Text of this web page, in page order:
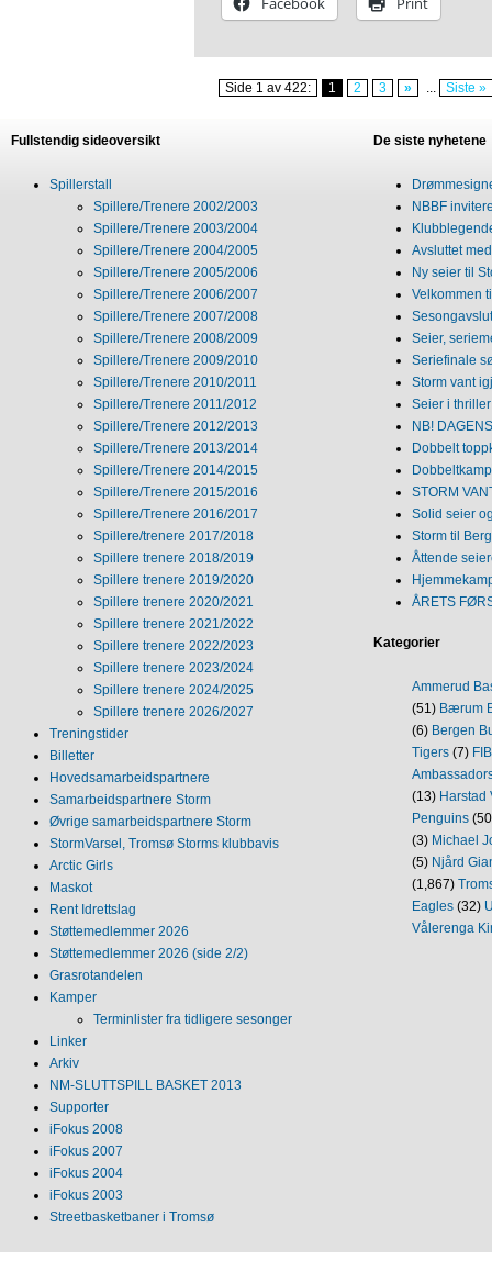
Side 1 av 422: 1 2 3 » ... Siste »
Fullstendig sideoversikt
Spillerstall
Spillere/Trenere 2002/2003
Spillere/Trenere 2003/2004
Spillere/Trenere 2004/2005
Spillere/Trenere 2005/2006
Spillere/Trenere 2006/2007
Spillere/Trenere 2007/2008
Spillere/Trenere 2008/2009
Spillere/Trenere 2009/2010
Spillere/Trenere 2010/2011
Spillere/Trenere 2011/2012
Spillere/Trenere 2012/2013
Spillere/Trenere 2013/2014
Spillere/Trenere 2014/2015
Spillere/Trenere 2015/2016
Spillere/Trenere 2016/2017
Spillere/trenere 2017/2018
Spillere trenere 2018/2019
Spillere trenere 2019/2020
Spillere trenere 2020/2021
Spillere trenere 2021/2022
Spillere trenere 2022/2023
Spillere trenere 2023/2024
Spillere trenere 2024/2025
Spillere trenere 2026/2027
Treningstider
Billetter
Hovedsamarbeidspartnere
Samarbeidspartnere Storm
Øvrige samarbeidspartnere Storm
StormVarsel, Tromsø Storms klubbavis
Arctic Girls
Maskot
Rent Idrettslag
Støttemedlemmer 2026
Støttemedlemmer 2026 (side 2/2)
Grasrotandelen
Kamper
Terminlister fra tidligere sesonger
Linker
Arkiv
NM‐SLUTTSPILL BASKET 2013
Supporter
iFokus 2008
iFokus 2007
iFokus 2004
iFokus 2003
Streetbasketbaner i Tromsø
De siste nyhetene
NBBF
Avsluttet
Ny seier til
Velkommen
Seier,
Seriefinale
Storm vant
Seier i
NB!
Dobbelt
STORM
Solid seier
Storm til
Åttende
ÅRETS
Kategorier
Ammerud
(51) Bærum
(6) Bergen
Tigers (7)
(13) Harstad
Penguins
(3) Michael
(5) Njård
(1,867)
Eagles (32)
Vålerenga